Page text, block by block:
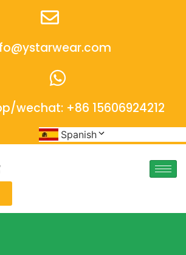
wechat: +86 15606924212
Spanish